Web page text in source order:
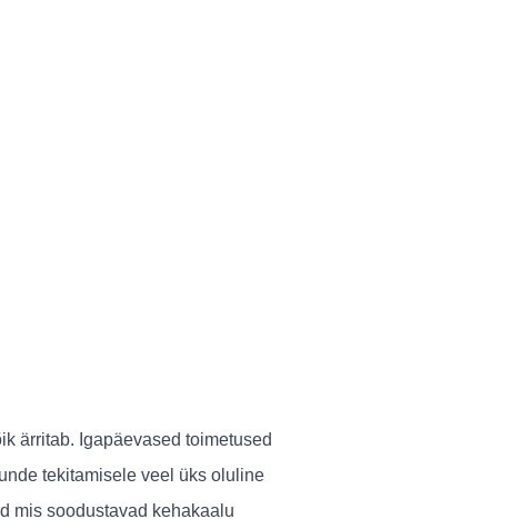
ärritab. Igapäevased toimetused
tekitamisele veel üks oluline
mis soodustavad kehakaalu